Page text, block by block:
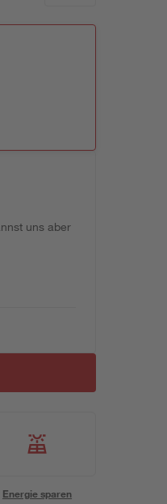
uns aber
Energie sparen